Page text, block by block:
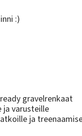
:)
gravelrenkaat
ja varusteille
ja